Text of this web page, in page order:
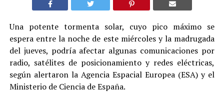
Una potente tormenta solar, cuyo pico máximo se
espera entre la noche de este miércoles y la madrugada
del jueves, podría afectar algunas comunicaciones por
radio, satélites de posicionamiento y redes eléctricas,
según alertaron la Agencia Espacial Europea (ESA) y el
Ministerio de Ciencia de España.